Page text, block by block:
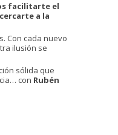
facilitarte el
a la
Con cada nuevo
ilusión se
sólida que
con Rubén